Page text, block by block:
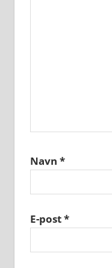
Navn *
E-post*